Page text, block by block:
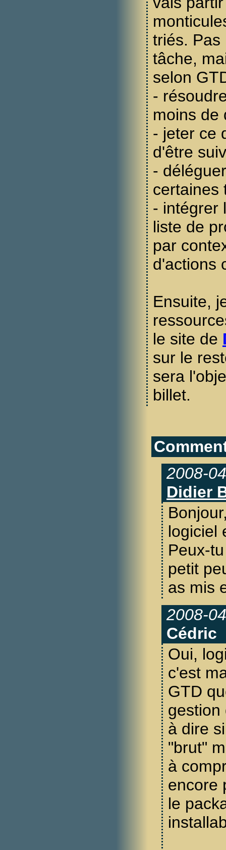
triés. Pas
tâche,
selon
-
moins de
- jeter ce
d'être
-
certaines
- intégrer
liste de
par
d'actions
Ensuite,
le site de
sur le
sera
billet.
2008-
Didier
logiciel
Peux-
petit
as mis
2008-
Cédric
Oui,
c'est
GTD
gestion
à dire
"brut"
à
encore
le